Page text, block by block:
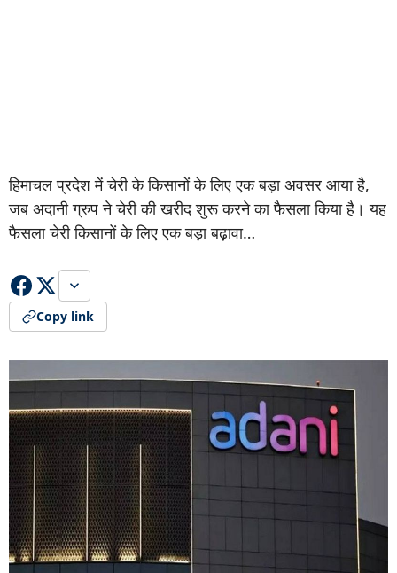
हिमाचल प्रदेश में चेरी के किसानों के लिए एक बड़ा अवसर आया है,
जब अदानी ग्रुप ने चेरी की खरीद शुरू करने का फैसला किया है। यह
फैसला चेरी किसानों के लिए एक बड़ा बढ़ावा…
Copy link